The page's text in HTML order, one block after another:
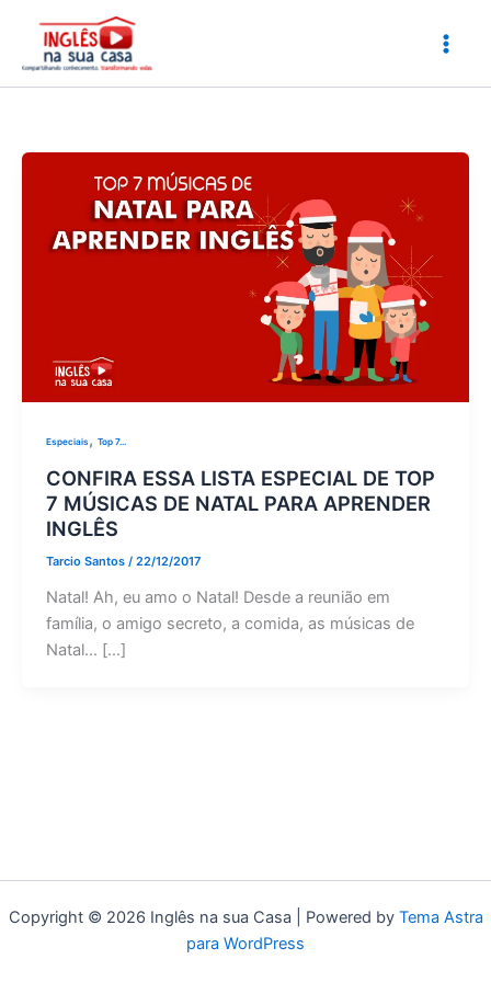
conteúdo
Especiais , Top 7...
CONFIRA ESSA LISTA ESPECIAL DE TOP
7 MÚSICAS DE NATAL PARA APRENDER
INGLÊS
Tarcio Santos / 22/12/2017
Natal! Ah, eu amo o Natal! Desde a reunião em
família, o amigo secreto, a comida, as músicas de
Natal… […]
Copyright © 2026 Inglês na sua Casa | Powered by Tema Astra
para WordPress